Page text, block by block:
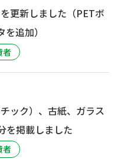
更新しました（PETボ
追加）
者
ック）、古紙、ガラス
を掲載しました
者